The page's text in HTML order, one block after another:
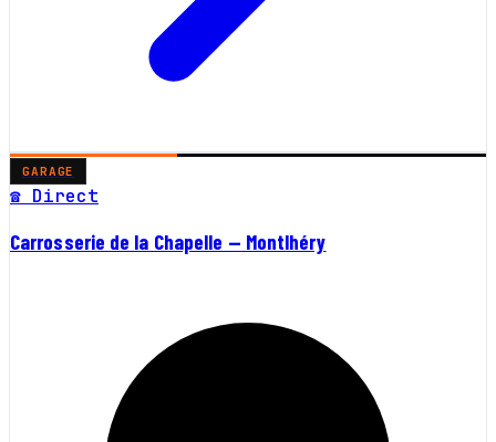
GARAGE
☎ Direct
Carrosserie de la Chapelle — Montlhéry